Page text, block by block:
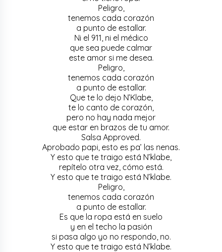
Peligro,
tenemos cada corazón
a punto de estallar.
Ni el 911, ni el médico
que sea puede calmar
este amor si me desea.
Peligro,
tenemos cada corazón
a punto de estallar.
Que te lo dejo N’Klabe,
te lo canto de corazón,
pero no hay nada mejor
que estar en brazos de tu amor.
Salsa Approved.
Aprobado papi, esto es pa’ las nenas.
Y esto que te traigo está N’klabe,
repítelo otra vez, cómo está.
Y esto que te traigo está N’klabe.
Peligro,
tenemos cada corazón
a punto de estallar.
Es que la ropa está en suelo
y en el techo la pasión
si pasa algo yo no respondo, no.
Y esto que te traigo está N’klabe.